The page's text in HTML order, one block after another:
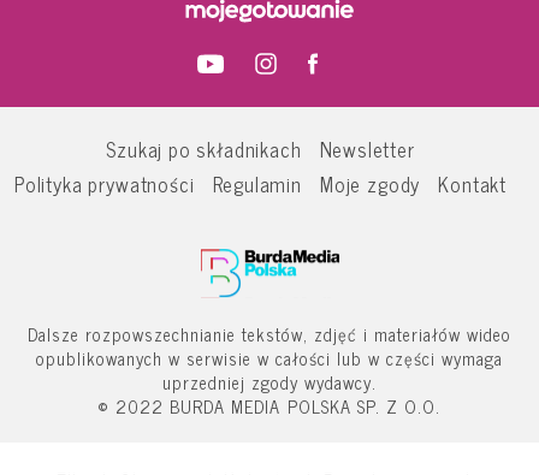
Szukaj po składnikach
Newsletter
Polityka prywatności
Regulamin Moje zgody Kontakt
Dalsze rozpowszechnianie tekstów, zdjęć i materiałów wideo
opublikowanych w serwisie w całości lub w części wymaga
uprzedniej zgody wydawcy.
© 2022 BURDA MEDIA POLSKA SP. Z O.O.